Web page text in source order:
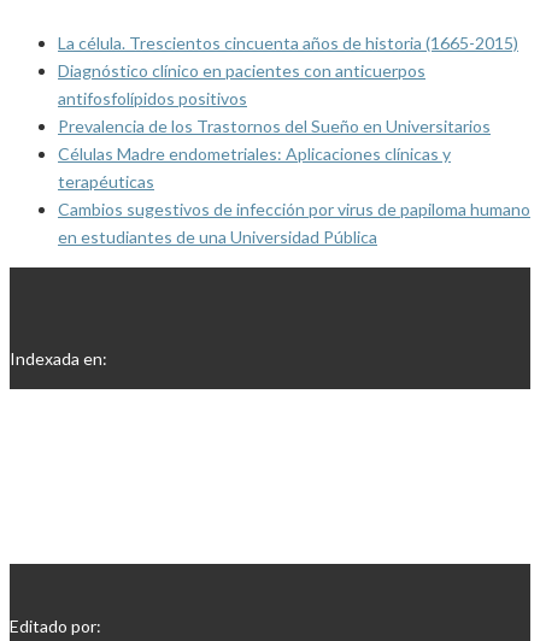
La célula. Trescientos cincuenta años de historia (1665-2015)
Diagnóstico clínico en pacientes con anticuerpos
antifosfolípidos positivos
Prevalencia de los Trastornos del Sueño en Universitarios
Células Madre endometriales: Aplicaciones clínicas y
terapéuticas
Cambios sugestivos de infección por virus de papiloma humano
en estudiantes de una Universidad Pública
Indexada en:
Editado por: